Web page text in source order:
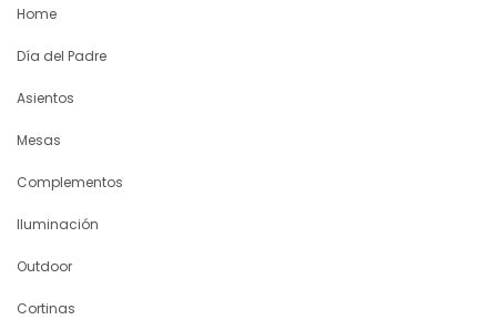
Home
Día del Padre
Asientos
Mesas
Complementos
Iluminación
Outdoor
Cortinas